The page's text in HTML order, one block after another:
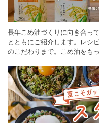
長年こめ油づくりに向き合っ
とともにご紹介します。レシ
のこだわりまで。こめ油をも